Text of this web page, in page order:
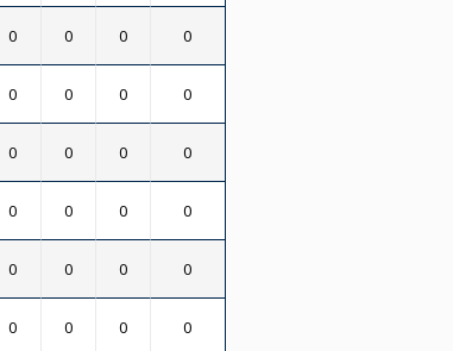
0 0 0 0
0 0 0 0
0 0 0 0
0 0 0 0
0 0 0 0
0 0 0 0